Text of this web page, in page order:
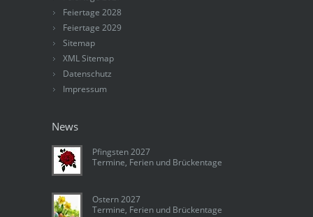
Feiertage 2028
Feiertage 2029
Sitemap
XML Sitemap
Datenschutz
Impressum
News
Pfingsten 2027
Termine, Ferien und Brückentage
Ostern 2027
Termine, Ferien und Brückentage